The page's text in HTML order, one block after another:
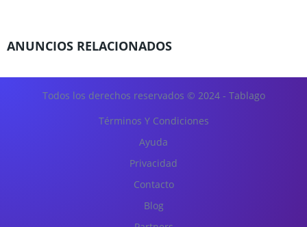
ANUNCIOS RELACIONADOS
Todos los derechos reservados © 2024 - Tablago
Términos Y Condiciones
Ayuda
Privacidad
Contacto
Blog